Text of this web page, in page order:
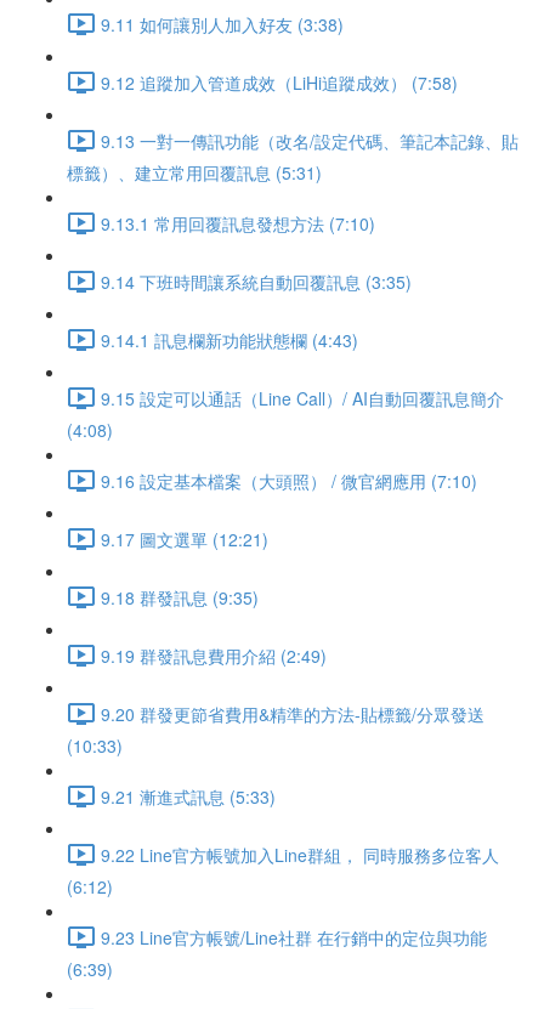
9.11 如何讓別人加入好友 (3:38)
9.12 追蹤加入管道成效（LiHi追蹤成效） (7:58)
9.13 一對一傳訊功能（改名/設定代碼、筆記本記錄、貼
標籤）、建立常用回覆訊息 (5:31)
9.13.1 常用回覆訊息發想方法 (7:10)
9.14 下班時間讓系統自動回覆訊息 (3:35)
9.14.1 訊息欄新功能狀態欄 (4:43)
9.15 設定可以通話（Line Call）/ AI自動回覆訊息簡介
(4:08)
9.16 設定基本檔案（大頭照） / 微官網應用 (7:10)
9.17 圖文選單 (12:21)
9.18 群發訊息 (9:35)
9.19 群發訊息費用介紹 (2:49)
9.20 群發更節省費用&精準的方法-貼標籤/分眾發送
(10:33)
9.21 漸進式訊息 (5:33)
9.22 Line官方帳號加入Line群組， 同時服務多位客人
(6:12)
9.23 Line官方帳號/Line社群 在行銷中的定位與功能
(6:39)